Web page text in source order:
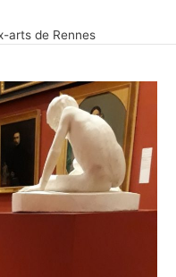
arts de Rennes